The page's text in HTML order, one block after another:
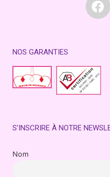
NOS GARANTIES
S'INSCRIRE À NOTRE
Nom